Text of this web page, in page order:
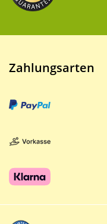
Zahlungsarten